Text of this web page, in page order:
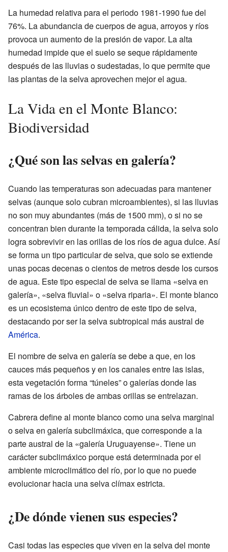
La humedad relativa para el periodo 1981-1990 fue del
76%. La abundancia de cuerpos de agua, arroyos y ríos
provoca un aumento de la presión de vapor. La alta
humedad impide que el suelo se seque rápidamente
después de las lluvias o sudestadas, lo que permite que
las plantas de la selva aprovechen mejor el agua.
La Vida en el Monte Blanco:
Biodiversidad
¿Qué son las selvas en galería?
Cuando las temperaturas son adecuadas para mantener
selvas (aunque solo cubran microambientes), si las lluvias
no son muy abundantes (más de 1500 mm), o si no se
concentran bien durante la temporada cálida, la selva solo
logra sobrevivir en las orillas de los ríos de agua dulce. Así
se forma un tipo particular de selva, que solo se extiende
unas pocas decenas o cientos de metros desde los cursos
de agua. Este tipo especial de selva se llama «selva en
galería», «selva fluvial» o «selva riparia». El monte blanco
es un ecosistema único dentro de este tipo de selva,
destacando por ser la selva subtropical más austral de
América.
El nombre de selva en galería se debe a que, en los
cauces más pequeños y en los canales entre las islas,
esta vegetación forma “túneles” o galerías donde las
ramas de los árboles de ambas orillas se entrelazan.
Cabrera define al monte blanco como una selva marginal
o selva en galería subclimáxica, que corresponde a la
parte austral de la «galería Uruguayense». Tiene un
carácter subclimáxico porque está determinada por el
ambiente microclimático del río, por lo que no puede
evolucionar hacia una selva clímax estricta.
¿De dónde vienen sus especies?
Casi todas las especies que viven en la selva del monte